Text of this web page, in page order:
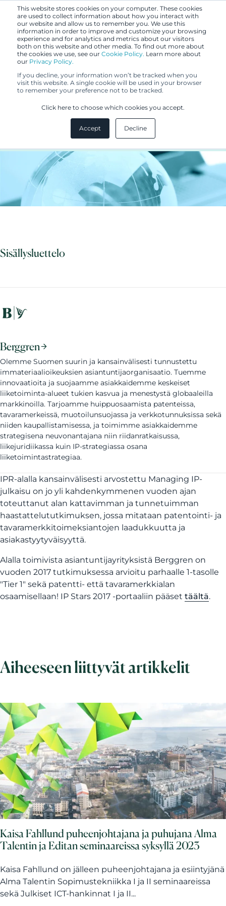
This website stores cookies on your computer. These cookies
are used to collect information about how you interact with
our website and allow us to remember you. We use this
information in order to improve and customize your browsing
experience and for analytics and metrics about our visitors
both on this website and other media. To find out more about
the cookies we use, see our Cookie Policy. Learn more about
our Privacy Policy.
If you decline, your information won’t be tracked when you
visit this website. A single cookie will be used in your browser
to remember your preference not to be tracked.
Click here to choose which cookies you accept.
Accept Decline
7.4.2017
Berggren kärjessä MIP IP Stars
2017-tutkimuksessa
Sisällysluettelo
Berggren
Olemme Suomen suurin ja kansainvälisesti tunnustettu
immateriaalioikeuksien asiantuntijaorganisaatio. Tuemme
innovaatioita ja suojaamme asiakkaidemme keskeiset
liiketoiminta-alueet tukien kasvua ja menestystä globaaleilla
markkinoilla. Tarjoamme huippuosaamista patenteissa,
tavaramerkeissä, muotoilunsuojassa ja verkkotunnuksissa sekä
niiden kaupallistamisessa, ja toimimme asiakkaidemme
strategisena neuvonantajana niin riidanratkaisussa,
liikejuridiikassa kuin IP-strategiassa osana
liiketoimintastrategiaa.
IPR-alalla kansainvälisesti arvostettu Managing IP-
julkaisu on jo yli kahdenkymmenen vuoden ajan
toteuttanut alan kattavimman ja tunnetuimman
haastattelututkimuksen, jossa mitataan patentointi- ja
tavaramerkkitoimeksiantojen laadukkuutta ja
asiakastyytyväisyyttä.
Alalla toimivista asiantuntijayrityksistä Berggren on
vuoden 2017 tutkimuksessa arvioitu parhaalle 1-tasolle
"Tier 1" sekä patentti- että tavaramerkkialan
osaamisellaan! IP Stars 2017 -portaaliin pääset täältä.
Aiheeseen liittyvät artikkelit
Kaisa Fahllund puheenjohtajana ja puhujana Alma
Talentin ja Editan seminaareissa syksyllä 2023
Kaisa Fahllund on jälleen puheenjohtajana ja esiintyjänä
Alma Talentin Sopimustekniikka I ja II seminaareissa
sekä Julkiset ICT-hankinnat I ja II...